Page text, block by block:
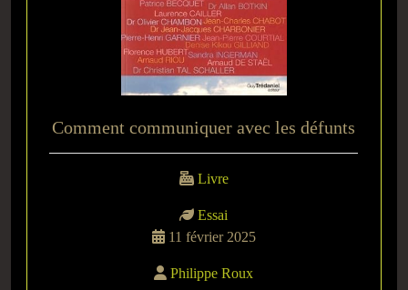
Comment communiquer avec les défunts
Livre
Essai
11 février 2025
Philippe Roux